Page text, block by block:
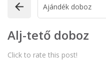
Alj-tető doboz
Click to rate this post!